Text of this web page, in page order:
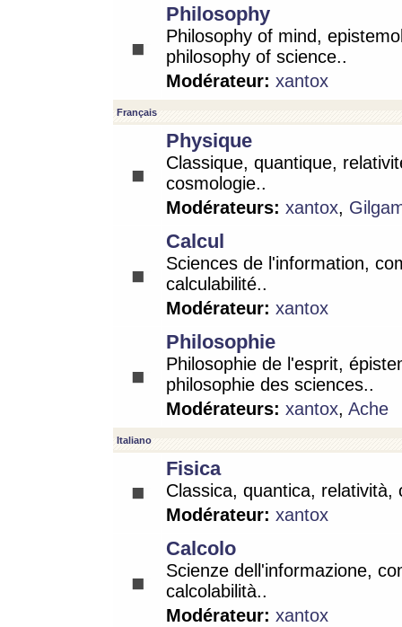
Philosophy
Philosophy of mind,
philosophy of science..
Modérateur: xantox
Français
Physique
Classique, quantique,
cosmologie..
Modérateurs: xantox,
Calcul
Sciences de l'information,
calculabilité..
Modérateur: xantox
Philosophie
Philosophie de l'esprit,
philosophie des sciences..
Modérateurs: xantox, Ache
Italiano
Fisica
Classica, quantica, relatività,
Modérateur: xantox
Calcolo
Scienze dell'informazione,
calcolabilità..
Modérateur: xantox